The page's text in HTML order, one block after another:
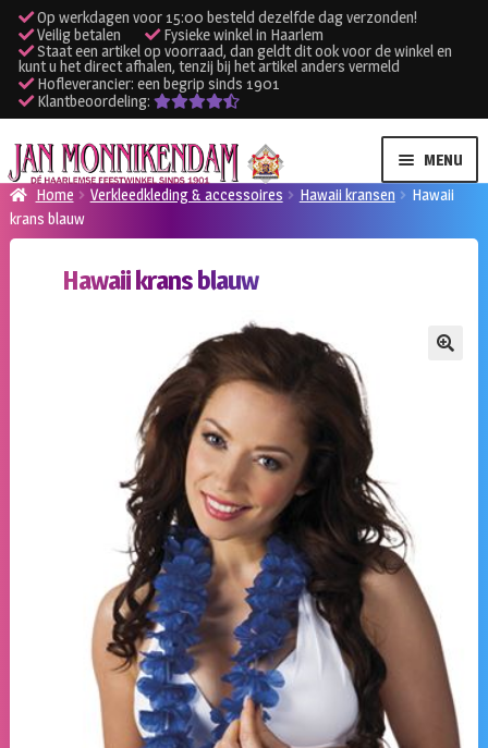
Op werkdagen voor 15:00 besteld dezelfde dag verzonden!
Veilig betalen
Fysieke winkel in Haarlem
Staat een artikel op voorraad, dan geldt dit ook voor de winkel en
kunt u het direct afhalen, tenzij bij het artikel anders vermeld
Hofleverancier: een begrip sinds 1901
Klantbeoordeling:
Ga
door
naar
navigatie
Ga
naar
de
inhoud
MENU
Verhuur kleding
Verhuur apparatuur
Klantenservice
Home Verkleedkleding & accessoires Hawaii kransen
Hawaii
krans blauw
Hawaii krans blauw